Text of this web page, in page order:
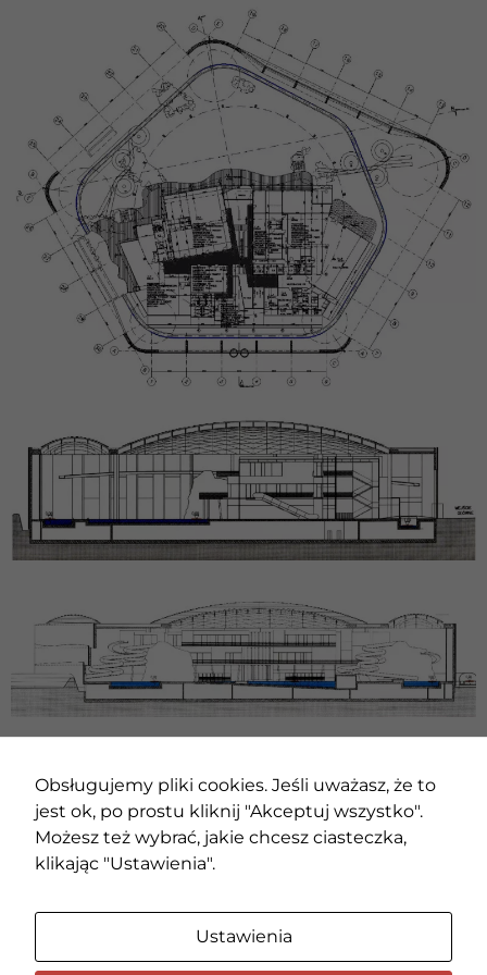
Obsługujemy pliki cookies. Jeśli uważasz, że to
jest ok, po prostu kliknij "Akceptuj wszystko".
Możesz też wybrać, jakie chcesz ciasteczka,
klikając "Ustawienia".
Ustawienia
strona jest
używana.
Doświadczenie
Aby nasza strona
internetowa
działała jak
najlepiej podczas
twojego
przejścia na nią.
Jeśli odrzucisz te
pliki cookie,
niektóre funkcje
znikną ze strony
internetowej.
Marketing
Udostępniając
swoje
zainteresowania i
zachowania
podczas
odwiedzania naszej
zobaczenie
spersonalizowanych
treści i ofert.